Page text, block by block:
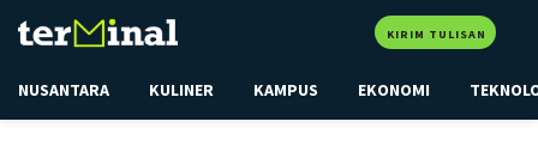
KIRIM TULISAN
NUSANTARA KULINER KAMPUS EKONOMI